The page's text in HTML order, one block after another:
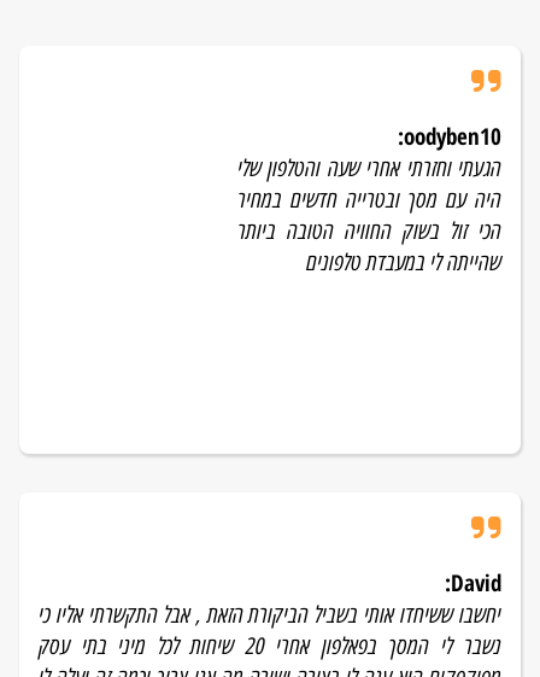
oodyben10
:
הגעתי וחזרתי אחרי שעה והטלפון שלי
היה עם מסך ובטרייה חדשים במחיר
הכי זול בשוק החוויה הטובה ביותר
שהייתה לי במעבדת טלפונים
David
:
יחשבו ששיחדו אותי בשביל הביקורת הזאת , אבל התקשרתי אליו כי
נשבר לי המסך בפאלפון אחרי 20 שיחות לכל מיני בתי עסק